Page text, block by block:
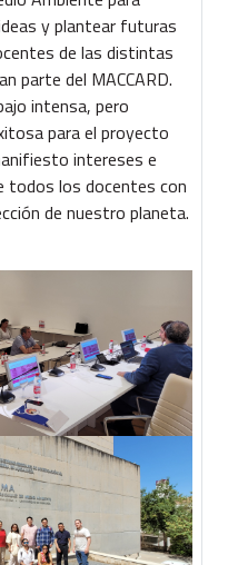
y plantear futuras
de las distintas
parte del MACCARD.
intensa, pero
para el proyecto
intereses e
todos los docentes con
de nuestro planeta.